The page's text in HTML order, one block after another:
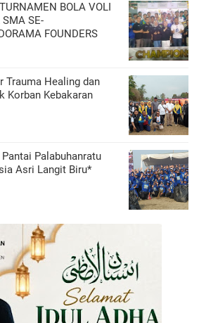
BOLA VOLI
SMA SE-
FOUNDERS
Trauma Healing dan
Korban Kebakaran
Palabuhanratu
Asri Langit Biru*